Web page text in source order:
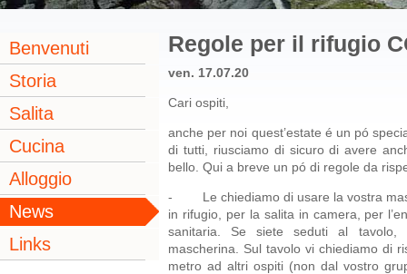
Benvenuti
Storia
Salita
Cucina
Alloggio
News
Links
Regole per il rifugio
ven. 17.07.20
Cari ospiti,
anche per noi quest’estate é un pó
di tutti, riusciamo di sicuro di avere
bello. Qui a breve un pó di regole da
- Le chiediamo di usare la vostra
in rifugio, per la salita in camera, per
sanitaria. Se siete seduti al tavolo,
mascherina. Sul tavolo vi chiediamo di
metro ad altri ospiti (non dal vostro